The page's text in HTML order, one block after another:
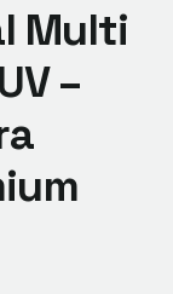
Multi
–